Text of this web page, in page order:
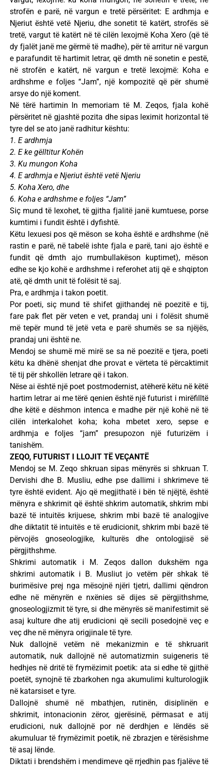
strofën e parë, në vargun e tretë përsëritet: E ardhmja e
Njeriut është vetë Njeriu, dhe sonetit të katërt, strofës së
tretë, vargut të katërt në të cilën lexojmë Koha Xero (që të
dy fjalët janë me gërmë të madhe), për të arritur në vargun
e parafundit të hartimit letrar, që dmth në sonetin e pestë,
në strofën e katërt, në vargun e tretë lexojmë: Koha e
ardhshme e foljes “Jam”, një kompozitë që për shumë
arsye do një koment.
Në tërë hartimin In memoriam të M. Zeqos, fjala kohë
përsëritet në gjashtë pozita dhe sipas leximit horizontal të
tyre del se ato janë radhitur kështu:
1. E ardhmja
2. E ke gëlltitur Kohën
3. Ku mungon Koha
4. E ardhmja e Njeriut është vetë Njeriu
5. Koha Xero, dhe
6. Koha e ardhshme e foljes “Jam”
Siç mund të lexohet, të gjitha fjalitë janë kumtuese, porse
kumtimi i fundit është i dyfishtë.
Këtu lexuesi pos që mëson se koha është e ardhshme (në
rastin e parë, në tabelë ishte fjala e parë, tani ajo është e
fundit që dmth ajo rrumbullakëson kuptimet), mëson
edhe se kjo kohë e ardhshme i referohet atij që e shqipton
atë, që dmth unit të folësit të saj.
Pra, e ardhmja i takon poetit.
Por poeti, siç mund të shifet gjithandej në poezitë e tij,
fare pak flet për veten e vet, prandaj uni i folësit shumë
më tepër mund të jetë veta e parë shumës se sa njëjës,
prandaj uni është ne.
Mendoj se shumë më mirë se sa në poezitë e tjera, poeti
këtu ka dhënë shenjat dhe provat e vërteta të përcaktimit
të tij për shkollën letrare që i takon.
Nëse ai është një poet postmodernist, atëherë këtu në këtë
hartim letrar ai me tërë qenien është një futurist i mirëfilltë
dhe këtë e dëshmon intenca e madhe për një kohë në të
cilën interkalohet koha; koha mbetet xero, sepse e
ardhmja e foljes “jam” presupozon një futurizëm i
tanishëm.
ZEQO, FUTURIST I LLOJIT TË VEÇANTË
Mendoj se M. Zeqo shkruan sipas mënyrës si shkruan T.
Dervishi dhe B. Musliu, edhe pse dallimi i shkrimeve të
tyre është evident. Ajo që megjithatë i bën të njëjtë, është
mënyra e shkrimit që është shkrim automatik, shkrim mbi
bazë të intuitës krijuese, shkrim mbi bazë të analogjive
dhe diktatit të intuitës e të erudicionit, shkrim mbi bazë të
përvojës gnoseologjike, kulturës dhe ontologjisë së
përgjithshme.
Shkrimi automatik i M. Zeqos dallon dukshëm nga
shkrimi automatik i B. Musliut jo vetëm për shkak të
burimësive prej nga mësojnë njëri tjetri, dallimi qëndron
edhe në mënyrën e nxënies së dijes së përgjithshme,
gnoseologjizmit të tyre, si dhe mënyrës së manifestimit së
asaj kulture dhe atij erudicioni që secili posedojnë veç e
veç dhe në mënyra origjinale të tyre.
Nuk dallojnë vetëm në mekanizmin e të shkruarit
automatik, nuk dallojnë në automatizmin suigeneris të
hedhjes në dritë të frymëzimit poetik: ata si edhe të gjithë
poetët, synojnë të zbarkohen nga akumulimi kulturologjik
në katarsiset e tyre.
Dallojnë shumë në mbathjen, rutinën, disiplinën e
shkrimit, intonacionin zëror, gjerësinë, përmasat e atij
erudicioni, nuk dallojnë por në derdhjen e lëndës së
akumuluar të frymëzimit poetik, në zbrazjen e tërësishme
të asaj lënde.
Diktati i brendshëm i mendimeve që rrjedhin pas fjalëve të